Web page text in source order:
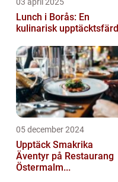
Lunch i Borås: En
kulinarisk upptäcktsfärd
05 december 2024
Upptäck Smakrika
Äventyr på Restaurang
Östermalm...